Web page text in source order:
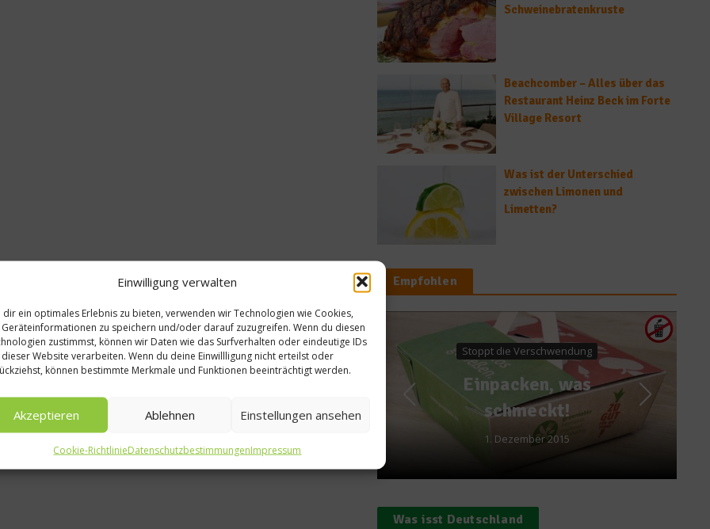
Einwilligung verwalten
dir ein optimales Erlebnis zu bieten, verwenden wir Technologien wie Cookies,
Geräteinformationen zu speichern und/oder darauf zuzugreifen. Wenn du diesen
zustimmst, können wir Daten wie das Surfverhalten oder eindeutige IDs
dieser Website verarbeiten. Wenn du deine Einwillligung nicht erteilst oder
können bestimmte Merkmale und Funktionen beeinträchtigt werden.
Akzeptieren Ablehnen Einstellungen ansehen
Cookie-RichtlinieDatenschutzbestimmungenImpressum
Schweinebratenkruste
Beachcomber – Alles über das
Restaurant Heinz Beck im Forte
Village Resort
Was ist der Unterschied
zwischen Limonen und
Limetten?
Empfohlen
Stoppt die Verschwendung
Einpacken, was
schmeckt!
Küchentipps
Start frei für
Familien-
Was isst Deutschland